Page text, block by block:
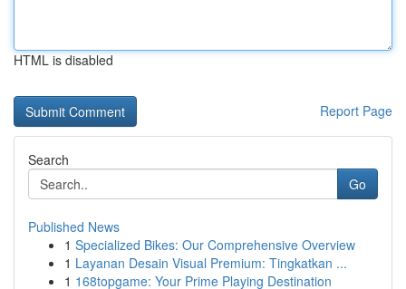
HTML is disabled
Report Page
Search
Go
Published News
1 Specialized Bikes: Our Comprehensive Overview
1 Layanan Desain Visual Premium: Tingkatkan ...
1 168topgame: Your Prime Playing Destination